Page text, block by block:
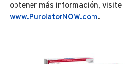
obtener más información, visite
www.PurolatorNOW.com.